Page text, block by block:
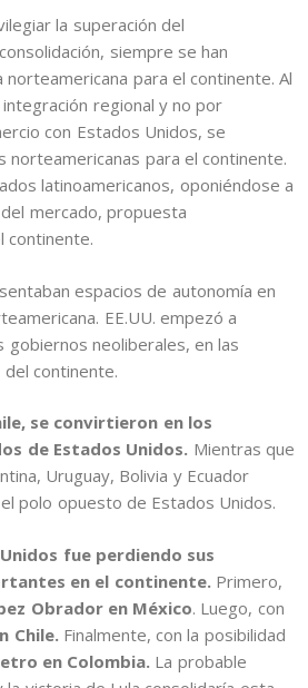
la superación del
siempre se han
para el continente. Al
regional y no por
con Estados Unidos, se
norteamericanas para el continente.
latinoamericanos, oponiéndose a
mercado, propuesta
continente.
espacios de autonomía en
EE.UU. empezó a
gobiernos neoliberales, en las
continente.
se convirtieron en los
de Estados Unidos. Mientras que
Uruguay, Bolivia y Ecuador
polo opuesto de Estados Unidos.
fue perdiendo sus
en el continente. Primero,
Obrador en México. Luego, con
Chile. Finalmente, con la posibilidad
en Colombia. La probable